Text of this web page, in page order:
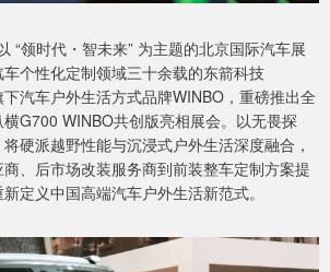
“领时代・智未来” 为主题的北京国际汽车展
个性化定制领域三十余载的东箭科技
下汽车户外生活方式品牌WINBO，重磅推出全
G700 WINBO共创版亮相展会。以无畏探
硬派越野性能与沉浸式户外生活深度融合，
、后市场改装服务商到前装整车定制方案提
定义中国高端汽车户外生活新范式。